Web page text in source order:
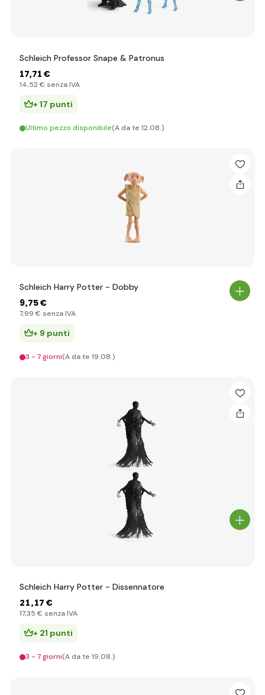
Schleich Professor Snape & Patronus
17,71 €
14,52 € senza IVA
+ 17 punti
Ultimo pezzo disponibile(A da te 12.08.)
Schleich Harry Potter - Dobby
9,75 €
7,99 € senza IVA
+ 9 punti
3 - 7 giorni(A da te 19.08.)
Schleich Harry Potter - Dissennatore
21,17 €
17,35 € senza IVA
+ 21 punti
3 - 7 giorni(A da te 19.08.)